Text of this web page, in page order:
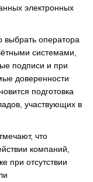
электронных
оператора
системами,
подписи и при
доверенности
подготовка
участвующих в
что
компаний,
при отсутствии